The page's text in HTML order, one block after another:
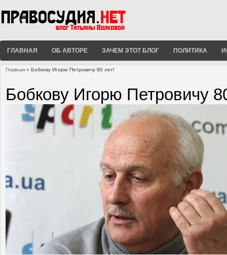
ГЛАВНАЯ ОБ АВТОРЕ ЗАЧЕМ ЭТОТ БЛОГ ПОЛИТИКА
Главная » Бобкову Игорю Петровичу 80 лет!
Бобкову Игорю Петровичу